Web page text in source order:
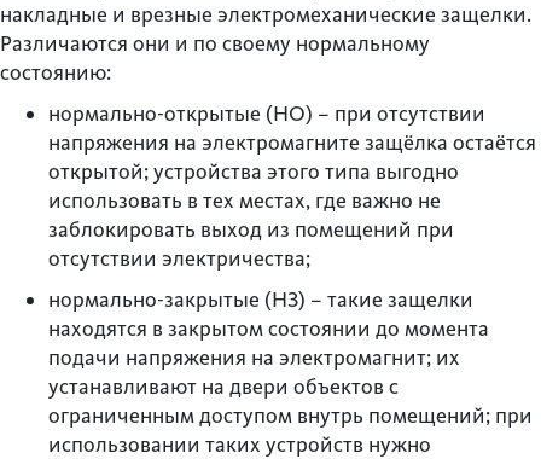
накладные и врезные электромеханические защелки.
Различаются они и по своему нормальному
состоянию:
нормально-открытые (НО) – при отсутствии
напряжения на электромагните защёлка остаётся
открытой; устройства этого типа выгодно
использовать в тех местах, где важно не
заблокировать выход из помещений при
отсутствии электричества;
нормально-закрытые (НЗ) – такие защелки
находятся в закрытом состоянии до момента
подачи напряжения на электромагнит; их
устанавливают на двери объектов с
ограниченным доступом внутрь помещений; при
использовании таких устройств нужно